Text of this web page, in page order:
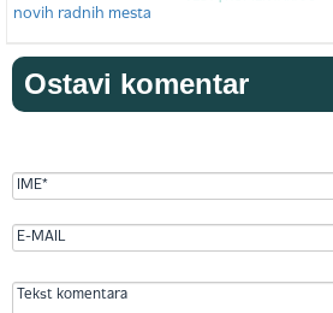
Ostavi komentar